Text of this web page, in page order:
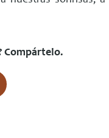
Compártelo.